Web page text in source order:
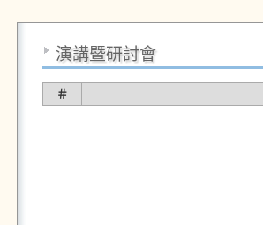
演講暨研討會
＃